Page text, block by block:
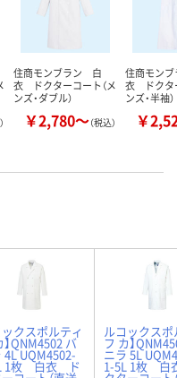
住商モンブラン 白
衣 ドクターコート（メ
ンズ・ダブル）
￥2,780～（税込）
住商モン
衣 ドクタ
ンズ・半袖）
￥
クスポルティ
】QNM4502 バ
4L UQM4502-
1枚 白衣 ド
ルコックス
フ カ】
ニラ 5L
1-5L 1枚